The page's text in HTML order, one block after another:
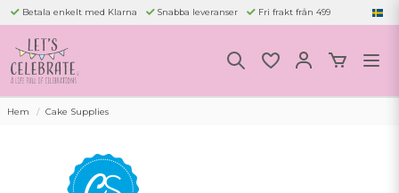
Betala enkelt med Klarna Snabba leveranser Fri frakt från 499
Hem Cake Supplies